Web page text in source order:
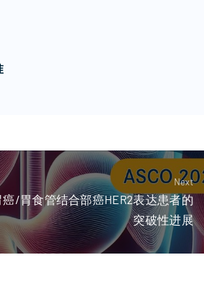
Next
/胃食管结合部癌HER2表达患者的
突破性进展